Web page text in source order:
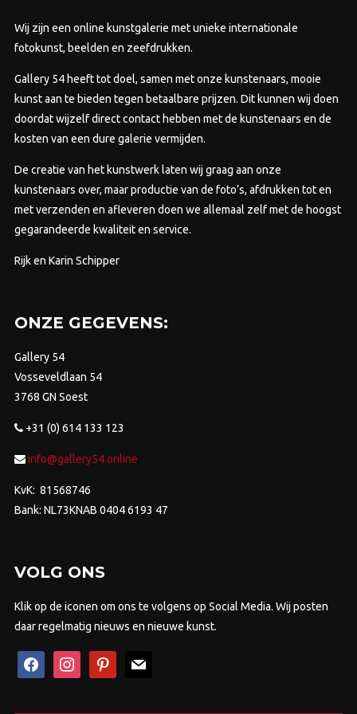
worden
op
productpagina
Wij zijn een online kunstgalerie met unieke internationale
fotokunst, beelden en zeefdrukken.
Gallery 54 heeft tot doel, samen met onze kunstenaars, mooie
kunst aan te bieden tegen betaalbare prijzen. Dit kunnen wij doen
doordat wijzelf direct contact hebben met de kunstenaars en de
kosten van een dure galerie vermijden.
De creatie van het kunstwerk laten wij graag aan onze
kunstenaars over, maar productie van de foto’s, afdrukken tot en
met verzenden en afleveren doen we allemaal zelf met de hoogst
gegarandeerde kwaliteit en service.
Rijk en Karin Schipper
ONZE GEGEVENS:
Gallery 54
Vosseveldlaan 54
3768 GN Soest
+31 (0) 614 133 123
info@gallery54.online
KvK: 81568746
Bank: NL73KNAB 0404 6193 47
VOLG ONS
Klik op de iconen om ons te volgens op Social Media. Wij posten
daar regelmatig nieuws en nieuwe kunst.
facebookinstagrampinterestmail